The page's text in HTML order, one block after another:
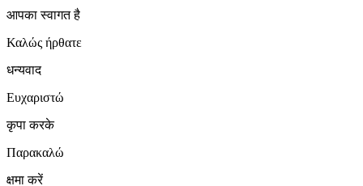
आपका स्वागत है
Καλώς ήρθατε
धन्यवाद
Ευχαριστώ
कृपा करके
Παρακαλώ
क्षमा करें